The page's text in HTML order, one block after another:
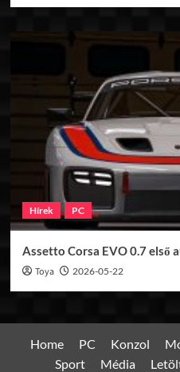
Hírek PC
Assetto Corsa EVO 0.7 első
Toya 2026-05-22
Home PC Konzol
Sport
Média